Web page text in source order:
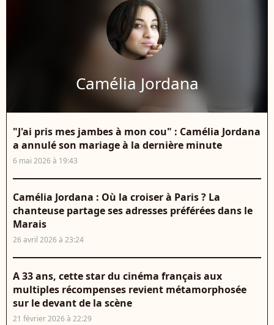
Camélia Jordana
"J'ai pris mes jambes à mon cou" : Camélia Jordana
a annulé son mariage à la dernière minute
6 mai 2026 à 19:43
Camélia Jordana : Où la croiser à Paris ? La
chanteuse partage ses adresses préférées dans le
Marais
26 avril 2026 à 23:24
A 33 ans, cette star du cinéma français aux
multiples récompenses revient métamorphosée
sur le devant de la scène
21 février 2026 à 22:29